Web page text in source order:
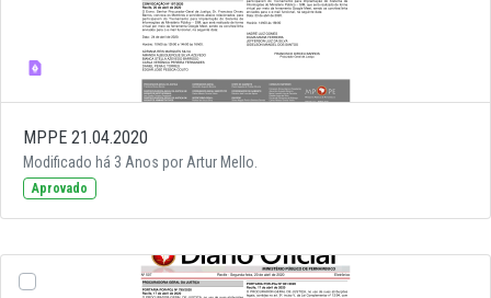
MPPE 21.04.2020
Modificado há 3 Anos por Artur Mello.
Aprovado